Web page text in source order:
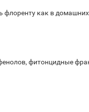
как в домашних
фитонцидные